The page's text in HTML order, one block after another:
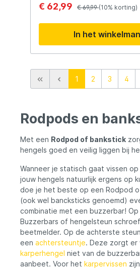
kwijtraken. 3/8” BSF schroefdraad,
banksticks en de meeste
Solar’s unieke Pozi-Loc
perfecte buzzerbar en
afstelling. Platte onderkant om draaien te
modellen beschikbaar: 2-Rod
Back, 3-Rod Large, 3-Rod
Small.
€ 62,99 € 69,99(10% korting)
In het
1 2 3 4
Rodpods en
Met een Rodpod of bankstick
hengels goed en veilig liggen bij
Wanneer je statisch gaat vissen
jouw hengels natuurlijk ergens op
doe je het beste op een Rodpod
(ook wel bancksticks genoemd)
combinatie met een buzzerbar!
Buzzerbars of hengelsteun
beetmelder. Op de achterste
een achtersteuntje. Deze zorgt er
karperhengel niet van de
aanbeet. Voor het karpervissen